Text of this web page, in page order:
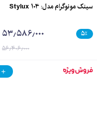
سینک مونوگرام مدل: Stylux 104
۵٪ ۵۳٫۵۸۶٫۰۰۰
۵۶٫۴۰۶٫۰۰۰